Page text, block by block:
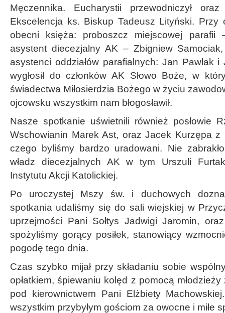
Męczennika. Eucharystii przewodniczył
Ekscelencja ks. Biskup Tadeusz Lityński. Przy
obecni księża: proboszcz miejscowej parafii
asystent diecezjalny AK – Zbigniew
asystenci oddziałów parafialnych: Jan Pawlak
wygłosił do członków AK Słowo Boże, w
świadectwa Miłosierdzia Bożego w życiu
ojcowsku wszystkim nam błogosławił.
Nasze spotkanie uświetnili również posłowie
Wschowianin Marek Ast, oraz Jacek Kurzępa
czego byliśmy bardzo uradowani. Nie
władz diecezjalnych AK w tym Urszuli
Instytutu Akcji Katolickiej.
Po uroczystej Mszy św. i duchowych
spotkania udaliśmy się do sali wiejskiej w
uprzejmości Pani Sołtys Jadwigi Jaromin,
spożyliśmy gorący posiłek, stanowiący
pogodę tego dnia.
Czas szybko mijał przy składaniu sobie
opłatkiem, śpiewaniu kolęd z pomocą
pod kierownictwem Pani Elżbiety
wszystkim przybyłym gościom za owocne i miłe